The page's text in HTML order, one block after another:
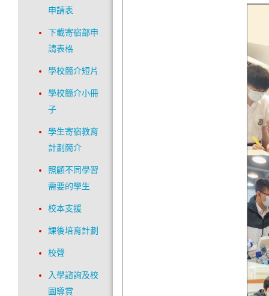
申請表
下載寄宿部申
請表格
學校簡介短片
學校簡介小冊
子
學生寄宿教育
計劃簡介
照顧不同學習
需要的學生
校本支援
課後培育計劃
校聲
入學諮詢及校
園導賞